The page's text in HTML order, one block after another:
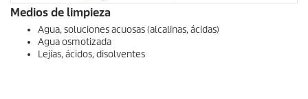
Medios de limpieza
Agua, soluciones acuosas (alcalinas, ácidas)
Agua osmotizada
Lejías, ácidos, disolventes